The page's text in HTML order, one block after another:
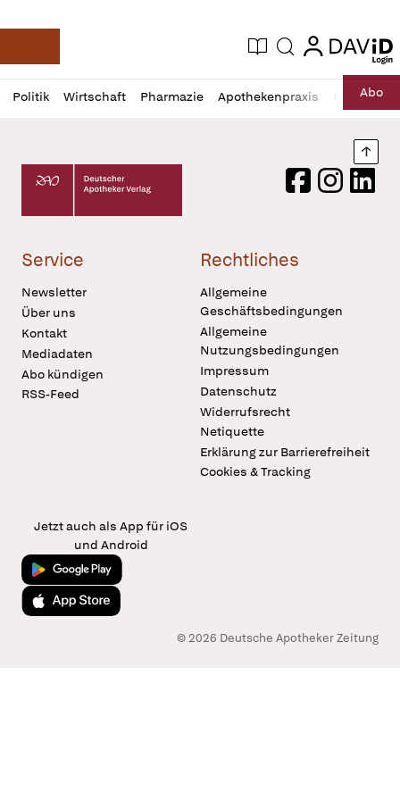
Deutsche Apotheker Zeitung
Aktuelle Ausgabe
Suche login
login
Politik Wirtschaft Pharmazie Apothekenpraxis RechtAbo
Profil
öffnen
Daz
Pur
Deutscher Apotheker Verlag Logo
FacebookInstagram
Service
Newsletter
Über uns
Kontakt
Mediadaten
Abo kündigen
RSS-Feed
Rechtliches
Allgemeine
Geschäftsbedingungen
Allgemeine
Nutzungsbedingungen
Impressum
Datenschutz
Widerrufsrecht
Netiquette
Erklärung zur Barrierefreiheit
Cookies & Tracking
Jetzt auch als App für iOS
und Android
Jetzt bei Google Play
Laden im App Store
© 2026 Deutsche Apotheker Zeitung